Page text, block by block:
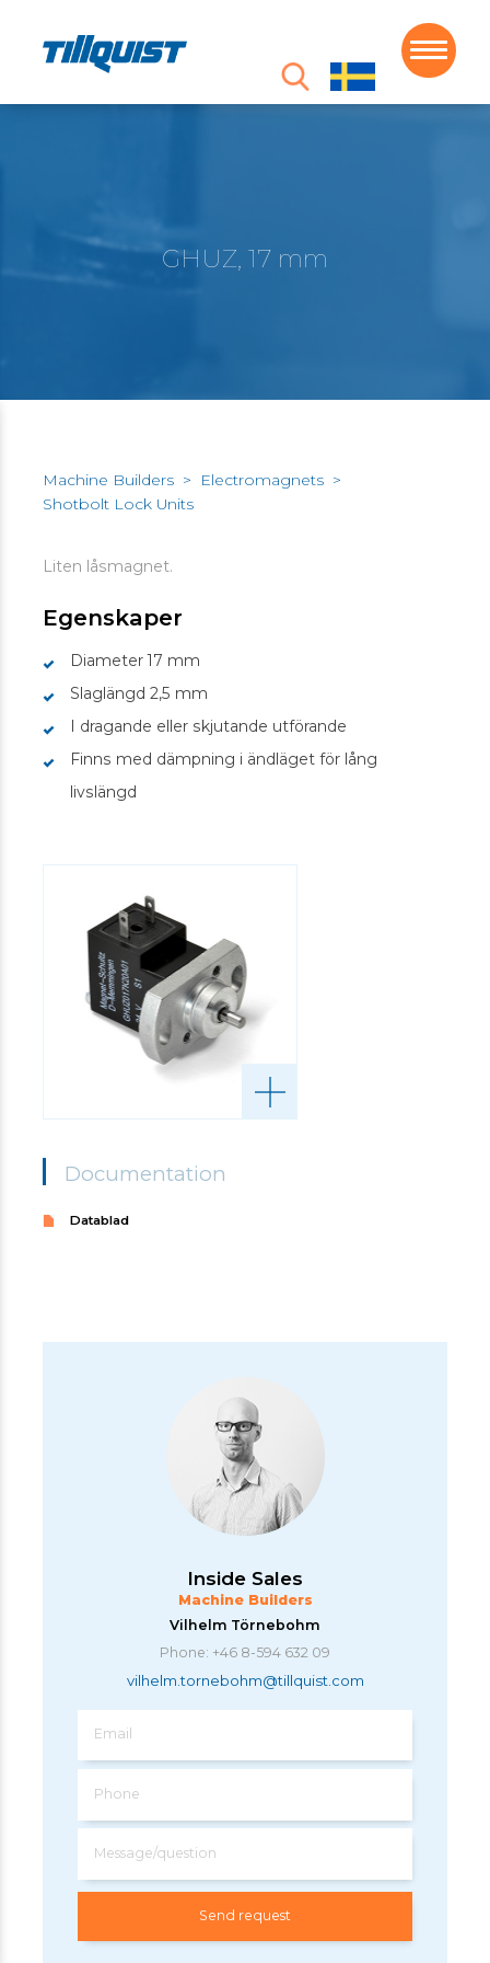
GHUZ, 17 mm
Machine Builders > Electromagnets >
Shotbolt Lock Units
Liten låsmagnet.
Egenskaper
Diameter 17 mm
Slaglängd 2,5 mm
I dragande eller skjutande utförande
Finns med dämpning i ändläget för lång
livslängd
Documentation
Datablad
Inside Sales
Machine Builders
Vilhelm Törnebohm
Phone: +46 8-594 632 09
vilhelm.tornebohm@tillquist.com
Email
Phone
Message/question